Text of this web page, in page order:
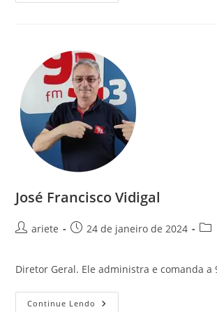
José Francisco Vidigal
ariete 24 de janeiro de 2024
Diretor Geral. Ele administra e comanda a
Continue Lendo